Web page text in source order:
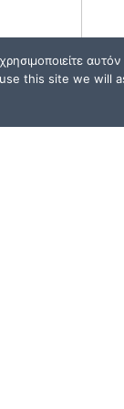
this site we will